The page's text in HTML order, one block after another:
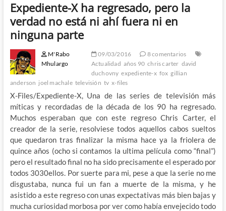
Expediente-X ha regresado, pero la
verdad no está ni ahí fuera ni en
ninguna parte
M'Rabo
Mhulargo
09/03/2016
8 comentarios
Actualidad años 90 chris carter david
duchovny expediente-x fox gillian
anderson joel machale televisión tv x-files
X-Files/Expediente-X, Una de las series de televisión más
míticas y recordadas de la década de los 90 ha regresado.
Muchos esperaban que con este regreso Chris Carter, el
creador de la serie, resolviese todos aquellos cabos sueltos
que quedaron tras finalizar la misma hace ya la friolera de
quince años (ocho si contamos la ultima película como “final”)
pero el resultado final no ha sido precisamente el esperado por
todos 3030ellos. Por suerte para mi, pese a que la serie no me
disgustaba, nunca fui un fan a muerte de la misma, y he
asistido a este regreso con unas expectativas más bien bajas y
mucha curiosidad morbosa por ver como había envejecido todo